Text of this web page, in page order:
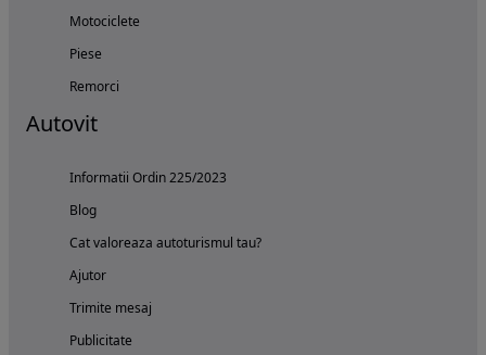
Motociclete
Piese
Remorci
Autovit
Informatii Ordin 225/2023
Blog
Cat valoreaza autoturismul tau?
Ajutor
Trimite mesaj
Publicitate